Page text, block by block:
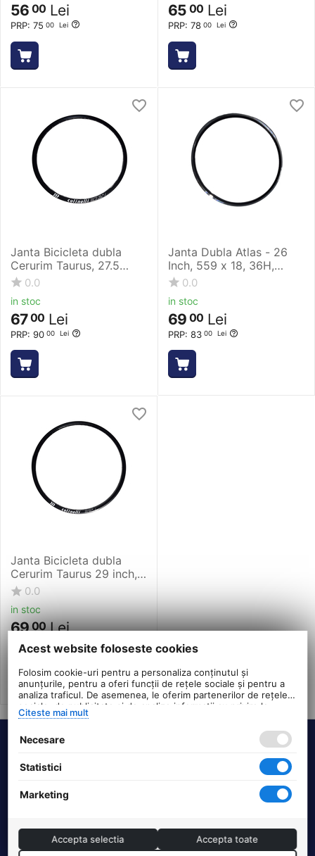
PRP: 75 00 Lei
56 00 Lei
PRP: 78 00 Lei
65 00 Lei
Janta Bicicleta dubla
Cerurim Taurus, 27.5
inch, D06, Disc, Capse
Simple, 32 Gauri, Neagru
0.0
in stoc
PRP: 90 00 Lei
6700 Lei
Janta Dubla Atlas - 26
Inch, 559 x 18, 36H,
Negru
0.0
in stoc
PRP: 83 00 Lei
69 00 Lei
Janta Bicicleta dubla
Cerurim Taurus 29 inch,
622x21, capse simple,
630 g, Disk Brake,
Neagru
0.0
in stoc
PRP:
6900 Lei
DHS Bike Parts
Suport clienti
Acest website foloseste cookies
Folosim cookie-uri pentru a personaliza conținutul și
anunțurile, pentru a oferi funcții de rețele sociale și pentru a
analiza traficul. De asemenea, le oferim partenerilor de rețele
sociale, de publicitate și de analize informații cu privire la
modul în care folosiți site-ul nostru. Aceștia le pot combina cu
serviciilor lor.
Citeste mai mult
Necesare
Statistici
Marketing
Accepta selectia Accepta toate